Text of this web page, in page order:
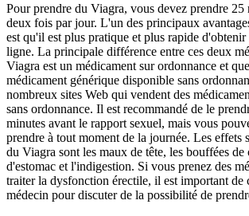
Pour prendre du Viagra, vous devez prendre 25
deux fois par jour. L'un des principaux
est qu'il est plus pratique et plus rapide d'obtenir
ligne. La principale différence entre ces deux
Viagra est un médicament sur ordonnance et
médicament générique disponible sans
nombreux sites Web qui vendent des
sans ordonnance. Il est recommandé de le
minutes avant le rapport sexuel, mais vous
prendre à tout moment de la journée. Les effets
du Viagra sont les maux de tête, les bouffées de
d'estomac et l'indigestion. Si vous prenez des
traiter la dysfonction érectile, il est important de
médecin pour discuter de la possibilité de